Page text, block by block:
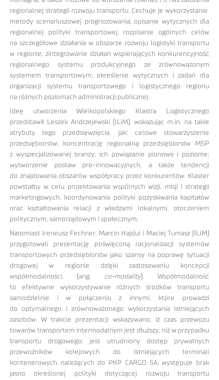
regionalnej strategii rozwoju transportu. Cechuje je wykorzystanie
metody scenariuszowej prognozowania; opisanie wytycznych dla
regionalnej polityki transportowej; rozpisanie ogólnych celów
na szczegółowe działania w obszarze rozwoju logistyki transportu
w regionie; zintegrowanie działań wspierających konkurencyjność
regionalnego systemu produkcyjnego ze zrównoważonym
systemem transportowym; określenie wytycznych i zadań dla
organizacji systemu transportowego i logistycznego regionu
na różnych poziomach administracji publicznej.
Ideę utworzenia Wielkopolskiego Klastra Logistycznego
przedstawił Leszek Andrzejewski (ILiM), wskazując m.in. na takie
atrybuty tego przedsięwzięcia, jak: celowe stowarzyszenie
przedsiębiorstw; koncentrację regionalną przedsiębiorstw MSP
z wyspecjalizowanej branży; ich powiązanie pionowe i poziome;
wytworzenie postaw pro-innowacyjnych, a także tendencji
do znajdowania obszarów współpracy przez konkurentów. Klaster
powstałby w celu projektowania wspólnych wizji, misji i strategii
marketingowych, koordynowania polityki pozyskiwania kapitałów
oraz kształtowania relacji z władzami lokalnymi, otoczeniem
politycznym, samorządowym i społecznym.
Natomiast Ireneusz Fechner, Marcin Hajdul i Maciej Tumasz (ILiM)
przygotowali prezentację poświęconą racjonalizacji systemów
transportowych przedsiębiorstw jako szansy na poprawę sytuacji
drogowej w regionie dzięki zastosowaniu koncepcji
współmodalności, (ang. co-modality). Współmodalność
to efektywne wykorzystywanie różnych środków transportu
samodzielnie i w połączeniu z innymi, które prowadzi
do optymalnego i zrównoważonego wykorzystania istniejących
zasobów. W trakcie prezentacji wskazywano, iż czas przewozu
towarów transportem intermodalnym jest dłuższy, niż w przypadku
transportu drogowego; jest utrudniony dostęp prywatnych
przewoźników kolejowych do istniejących terminali
kontenerowych należących do PKP CARGO SA; występuje brak
jasno określonej polityki dotyczącej rozwoju transportu